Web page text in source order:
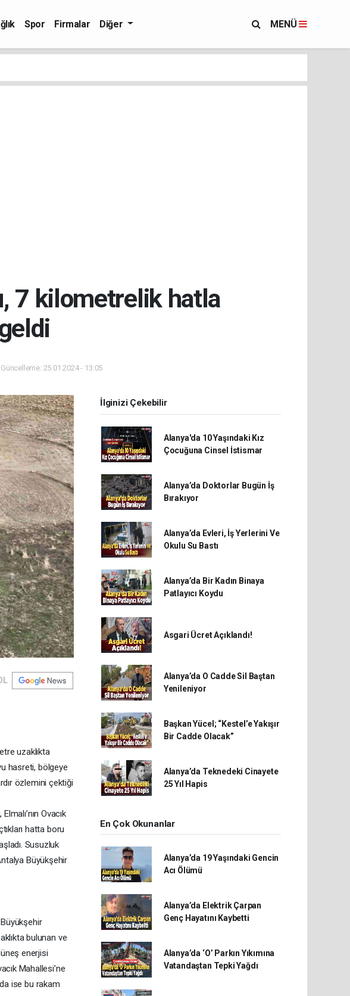
Spor Firmalar Diğer MENÜ
7 kilometrelik hatla
25.01.2024 - 13:05
uzaklıkta
hasreti, bölgeye
özlemini çektiği
Ovacık
hatta boru
Susuzluk
Büyükşehir
bulunan ve
enerjisi
Mahallesi’ne
ise bu rakam
İlginizi Çekebilir
Alanya'da 10 Yaşındaki Kız
Çocuğuna Cinsel İstismar
Alanya’da Doktorlar Bugün İş
Bırakıyor
Alanya’da Evleri, İş Yerlerini Ve
Okulu Su Bastı
Alanya’da Bir Kadın Binaya
Patlayıcı Koydu
Asgari Ücret Açıklandı!
Alanya’da O Cadde Sil Baştan
Yenileniyor
Başkan Yücel; “Kestel’e Yakışır
Bir Cadde Olacak”
Alanya’da Teknedeki Cinayete
25 Yıl Hapis
En Çok Okunanlar
Alanya’da 19 Yaşındaki Gencin
Acı Ölümü
Alanya’da Elektrik Çarpan
Genç Hayatını Kaybetti
Alanya’da ‘O’ Parkın Yıkımına
Vatandaştan Tepki Yağdı